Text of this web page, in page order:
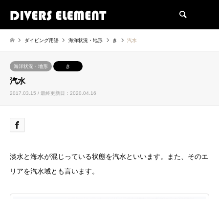
ダイビング用語 海洋状況・地形 き 汽水
海洋状況・地形 き
汽水
2017.03.15 / 最終更新日：2020.04.16
淡水と海水が混じっている状態を汽水といいます。また、そのエ
リアを汽水域とも言います。